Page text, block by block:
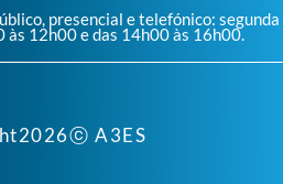
presencial e telefónico: segunda
às 12h00 e das 14h00 às 16h00.
2026ⓒ A3ES